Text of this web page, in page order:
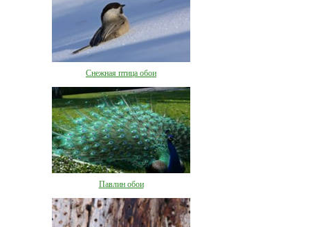
Снежная птица обои
Павлин обои